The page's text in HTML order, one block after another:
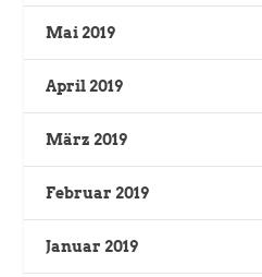
Mai 2019
April 2019
März 2019
Februar 2019
Januar 2019